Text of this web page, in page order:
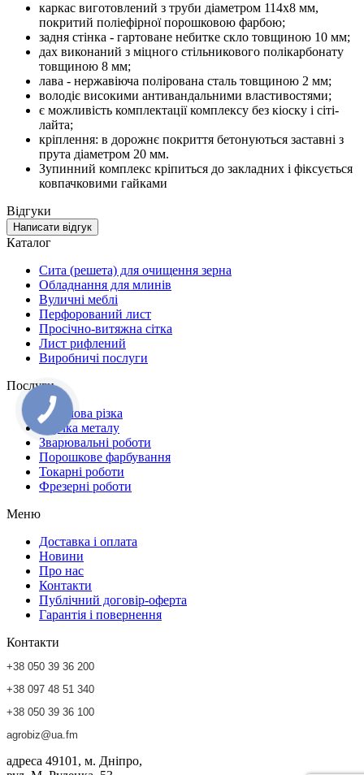
каркас виготовлений з труби діаметром 114х8 мм,
покритий поліефірної порошковою фарбою;
задня стінка - гартоване небитке скло товщиною 10 мм;
дах виконаний з міцного стільникового полікарбонату
товщиною 8 мм;
лава - нержавіюча полірована сталь товщиною 2 мм;
володіє високими антивандальними властивостями;
є можливість комплектації комплексу без кіоску і сіті-
лайта;
кріплення: в дорожнє покриття бетонуються заставні з
прута діаметром 20 мм.
Зупинний комплекс кріпиться до закладних і фіксується
ковпачковими гайками
Відгуки
Написати відгук
Каталог
Сита (решета) для очищення зерна
Обладнання для млинів
Вуличні меблі
Перфорований лист
Просічно-витяжна сітка
Лист рифлений
Виробничі послуги
Послуги
Плазмова різка
Гнучка металу
Зварювальні роботи
Порошкове фарбування
Токарні роботи
Фрезерні роботи
Меню
Доставка і оплата
Новини
Про нас
Контакти
Публічний договір-оферта
Гарантія і повернення
Контакти
+38 050 39 36 200
+38 097 48 51 340
+38 050 39 36 100
agrobiz@ua.fm
адреса 49101, м. Дніпро,